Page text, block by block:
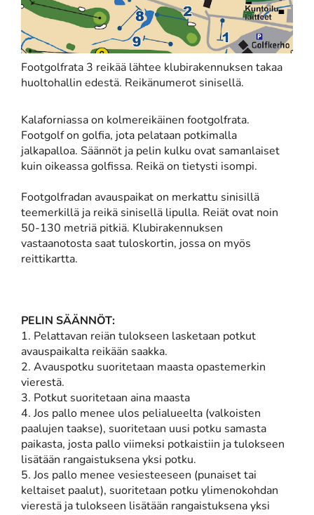
Footgolfrata 3 reikää lähtee klubirakennuksen takaa
huoltohallin edestä. Reikänumerot sinisellä.
Kalaforniassa on kolmereikäinen footgolfrata.
Footgolf on golfia, jota pelataan potkimalla
jalkapalloa. Säännöt ja pelin kulku ovat samanlaiset
kuin oikeassa golfissa. Reikä on tietysti isompi.
Footgolfradan avauspaikat on merkattu sinisillä
teemerkillä ja reikä sinisellä lipulla. Reiät ovat noin
50-130 metriä pitkiä. Klubirakennuksen
vastaanotosta saat tuloskortin, jossa on myös
reittikartta.
PELIN SÄÄNNÖT:
1. Pelattavan reiän tulokseen lasketaan potkut
avauspaikalta reikään saakka.
2. Avauspotku suoritetaan maasta opastemerkin
vierestä.
3. Potkut suoritetaan aina maasta
4. Jos pallo menee ulos pelialueelta (valkoisten
paalujen taakse), suoritetaan uusi potku samasta
paikasta, josta pallo viimeksi potkaistiin ja tulokseen
lisätään rangaistuksena yksi potku.
5. Jos pallo menee vesiesteeseen (punaiset tai
keltaiset paalut), suoritetaan potku ylimenokohdan
vierestä ja tulokseen lisätään rangaistuksena yksi